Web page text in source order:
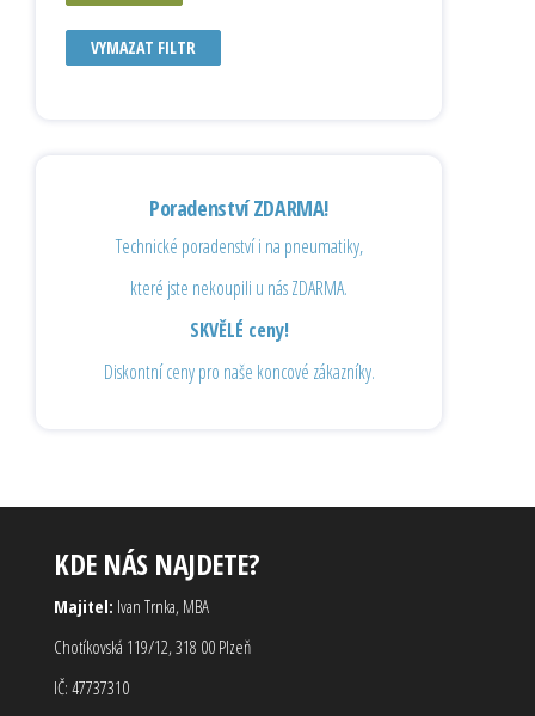
VYMAZAT FILTR
Poradenství ZDARMA!
Technické poradenství i na pneumatiky,
které jste nekoupili u nás ZDARMA.
SKVĚLÉ ceny!
Diskontní ceny pro naše koncové zákazníky.
KDE NÁS NAJDETE?
Majitel: Ivan Trnka, MBA
Chotíkovská 119/12, 318 00 Plzeň
IČ: 47737310